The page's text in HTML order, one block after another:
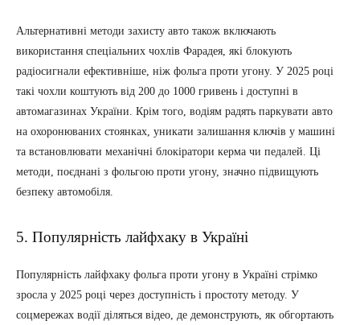
Альтернативні методи захисту авто також включають
використання спеціальних чохлів Фарадея, які блокують
радіосигнали ефективніше, ніж фольга проти угону. У 2025 році
такі чохли коштують від 200 до 1000 гривень і доступні в
автомагазинах України. Крім того, водіям радять паркувати авто
на охоронюваних стоянках, уникати залишання ключів у машині
та встановлювати механічні блокіратори керма чи педалей. Ці
методи, поєднані з фольгою проти угону, значно підвищують
безпеку автомобіля.
5. Популярність лайфхаку в Україні
Популярність лайфхаку фольга проти угону в Україні стрімко
зросла у 2025 році через доступність і простоту методу. У
соцмережах водії діляться відео, де демонструють, як обгортають